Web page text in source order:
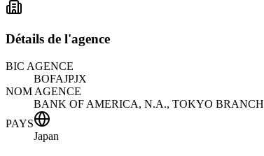
Détails de l'agence
BIC AGENCE
BOFAJPJX
NOM AGENCE
BANK OF AMERICA, N.A., TOKYO BRANCH
PAYS
Japan